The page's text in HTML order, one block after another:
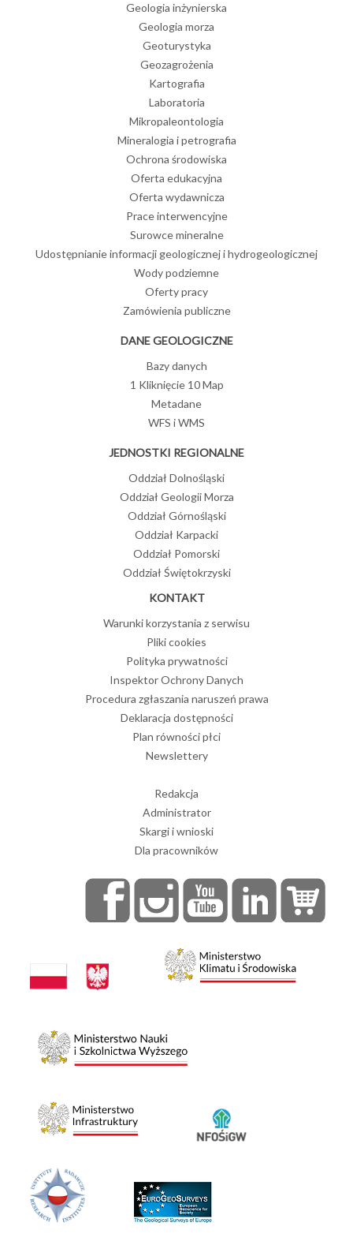
Geologia inżynierska
Geologia morza
Geoturystyka
Geozagrożenia
Kartografia
Laboratoria
Mikropaleontologia
Mineralogia i petrografia
Ochrona środowiska
Oferta edukacyjna
Oferta wydawnicza
Prace interwencyjne
Surowce mineralne
Udostępnianie informacji geologicznej i hydrogeologicznej
Wody podziemne
Oferty pracy
Zamówienia publiczne
DANE GEOLOGICZNE
Bazy danych
1 Kliknięcie 10 Map
Metadane
WFS i WMS
JEDNOSTKI REGIONALNE
Oddział Dolnośląski
Oddział Geologii Morza
Oddział Górnośląski
Oddział Karpacki
Oddział Pomorski
Oddział Świętokrzyski
KONTAKT
Warunki korzystania z serwisu
Pliki cookies
Polityka prywatności
Inspektor Ochrony Danych
Procedura zgłaszania naruszeń prawa
Deklaracja dostępności
Plan równości płci
Newslettery
Redakcja
Administrator
Skargi i wnioski
Dla pracowników